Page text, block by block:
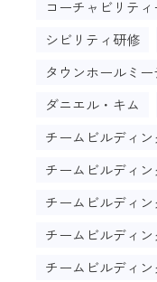
コーチャビリテ
シビリティ研修
タウンホールミ
ダニエル・キム
チームビルディン
チームビルディン
チームビルディン
チームビルディン
チームビルディ